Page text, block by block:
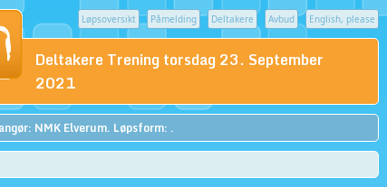
Løpsoversikt Påmelding Deltakere Avbud English, please
Deltakere Trening torsdag 23. September
2021
NMK Elverum. Løpsform: .